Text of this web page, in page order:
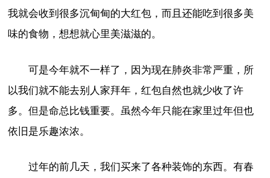
我就会收到很多沉甸甸的大红包，而且还能吃到很多美
味的食物，想想就心里美滋滋的。
可是今年就不一样了，因为现在肺炎非常严重，所
以我们就不能去别人家拜年，红包自然也就少收了许
多。但是命总比钱重要。虽然今年只能在家里过年但也
依旧是乐趣浓浓。
过年的前几天，我们买来了各种装饰的东西。有春